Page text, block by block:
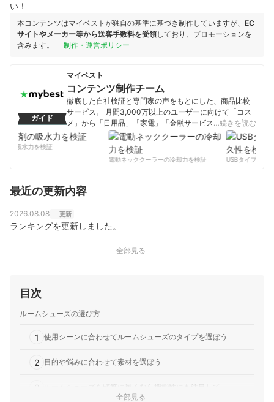
い！
本コンテンツはマイベストが独自の基準に基づき制作していますが、 EC
サイトやメーカー等から送客手数料を受領しており、プロモーションを
含みます。
制作・運営ポリシー
ガイド
マイベスト
コンテンツ制作チーム
徹底した自社検証と専門家の声をもとにした、商品比較
サービス。 月間3,000万以上のユーザーに向けて「コス
メ」から「日用品」「家電」「金融サービス」まで、ベ
ストな商品を選んでもらうために、毎日コンテンツを制
コンテンツ制作チームのプロフィール
…続きを読む
の吸水力を検証
電動ネッククーラーの冷却力を検証
USBタイプCケー
最近の更新内容
2026.08.08 更新
ランキングを更新しました。
全部見る
目次
ルームシューズの選び方
1 使用シーンに合わせてルームシューズのタイプを選ぼう
2 目的や悩みに合わせて素材を選ぼう
3 ルームシューズを頻繁に履くなら機能性にも注目して
全部見る